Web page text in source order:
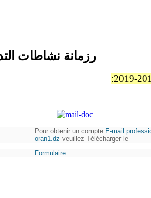
رزمانة نشاطات التدرج
Pour obtenir un compte E-mail
oran1.dz veuillez Télécharger le
Formulaire